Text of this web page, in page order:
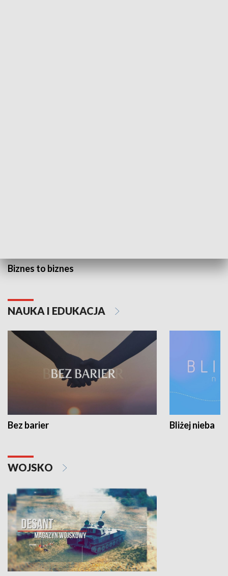
Biznes to biznes
NAUKA I EDUKACJA
Bez barier Bliżej nieba
WOJSKO